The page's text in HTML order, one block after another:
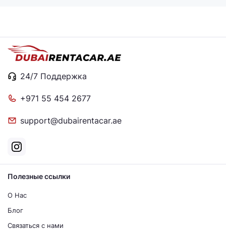
24/7 Поддержка
+971 55 454 2677
support@dubairentacar.ae
Полезные ссылки
О Нас
Блог
Связаться с нами